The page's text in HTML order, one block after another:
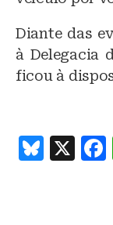
Diante das
à Delegacia
ficou à
B
X